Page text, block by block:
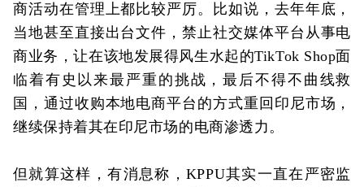
商活动在管理上都比较严厉。比如说，去年年底，
当地甚至直接出台文件，禁止社交媒体平台从事电
商业务，让在该地发展得风生水起的TikTok Shop面
临着有史以来最严重的挑战，最后不得不 曲线救
国 ，通过收购本地电商平台的方式重回印尼市场，
继续保持着其在印尼市场的电商渗透力。
但就算这样，有消息称，KPPU其实一直在严密监